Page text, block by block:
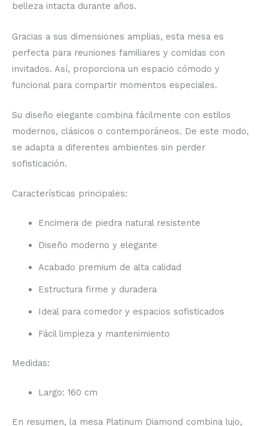
belleza intacta durante años.
Gracias a sus dimensiones amplias, esta mesa es
perfecta para reuniones familiares y comidas con
invitados. Así, proporciona un espacio cómodo y
funcional para compartir momentos especiales.
Su diseño elegante combina fácilmente con estilos
modernos, clásicos o contemporáneos. De este modo,
se adapta a diferentes ambientes sin perder
sofisticación.
Características principales:
Encimera de piedra natural resistente
Diseño moderno y elegante
Acabado premium de alta calidad
Estructura firme y duradera
Ideal para comedor y espacios sofisticados
Fácil limpieza y mantenimiento
Medidas:
Largo: 160 cm
En resumen, la mesa Platinum Diamond combina lujo,